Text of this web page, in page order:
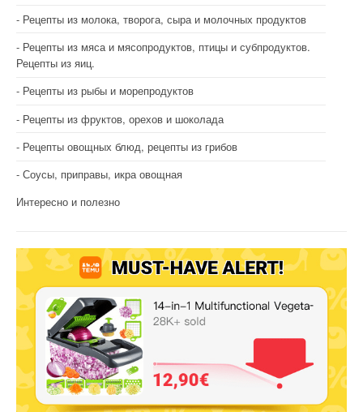
Рецепты из молока, творога, сыра и молочных продуктов
Рецепты из мяса и мясопродуктов, птицы и субпродуктов.
Рецепты из яиц.
Рецепты из рыбы и морепродуктов
Рецепты из фруктов, орехов и шоколада
Рецепты овощных блюд, рецепты из грибов
Соусы, приправы, икра овощная
Интересно и полезно